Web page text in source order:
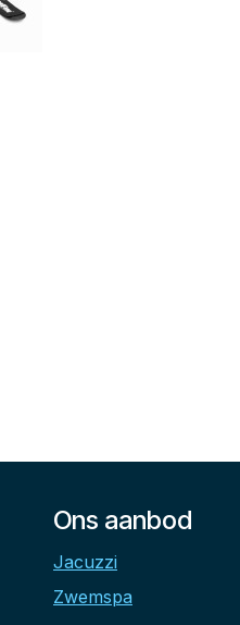
Ons aanbod
Jacuzzi
Zwemspa